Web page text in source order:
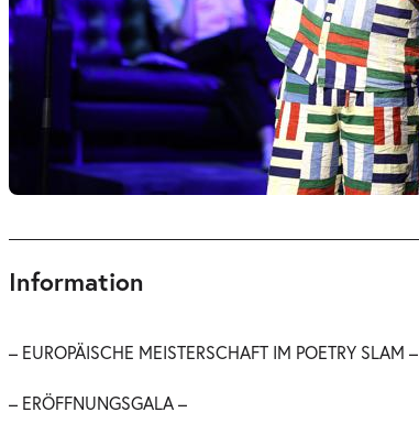
Information
– EUROPÄISCHE MEISTERSCHAFT IM POETRY SLAM –
– ERÖFFNUNGSGALA –